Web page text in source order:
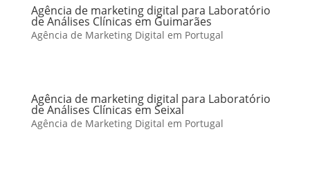
Agência de marketing digital para Laboratório
de Análises Clínicas em Guimarães
Agência de Marketing Digital em Portugal
Agência de marketing digital para Laboratório
de Análises Clínicas em Seixal
Agência de Marketing Digital em Portugal